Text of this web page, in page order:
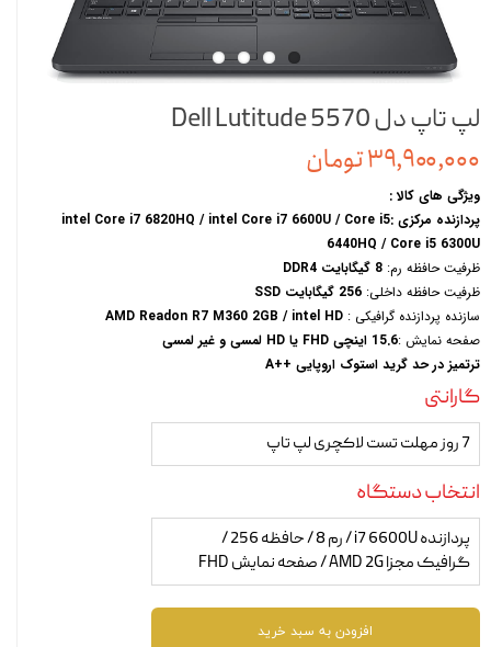
لپ تاپ دل Dell Lutitude 5570
۳۹,۹۰۰,۰۰۰ تومان
ویژگی های کالا :
پردازنده مرکزی :intel Core i7 6820HQ / intel Core i7 6600U / Core i5
6440HQ / Core i5 6300U
ظرفیت حافظه رم: 8 گیگابایت DDR4
ظرفیت حافظه داخلی: 256 گیگابایت SSD
سازنده پردازنده گرافیکی : AMD Readon R7 M360 2GB / intel HD
صفحه نمایش :15.6 اینچی FHD یا HD لمسی و غیر لمسی
ترتمیز در حد گرید استوک اروپایی ++A
گارانتی
7 روز مهلت تست لاکچری لپ تاپ
انتخاب دستگاه
پردازنده i7 6600U / رم 8 / حافظه 256 /
گرافیک مجزا AMD 2G / صفحه نمایش FHD
افزودن به سبد خرید